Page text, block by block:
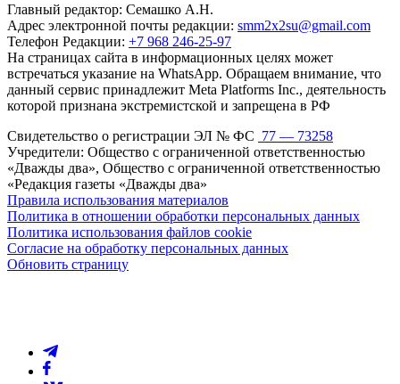
Главный редактор: Семашко А.Н.
Адрес электронной почты редакции: smm2x2su@gmail.com
Телефон Редакции: +7 968 246-25-97
На страницах сайта в информационных целях может
встречаться указание на WhatsApp. Обращаем внимание, что
данный сервис принадлежит Meta Platforms Inc., деятельность
которой признана экстремистской и запрещена в РФ
Свидетельство о регистрации ЭЛ № ФС 77 — 73258
Учредители: Общество с ограниченной ответственностью
«Дважды два», Общество с ограниченной ответственностью
«Редакция газеты «Дважды два»
Правила использования материалов
Политика в отношении обработки персональных данных
Политика использования файлов cookie
Согласие на обработку персональных данных
Обновить страницу